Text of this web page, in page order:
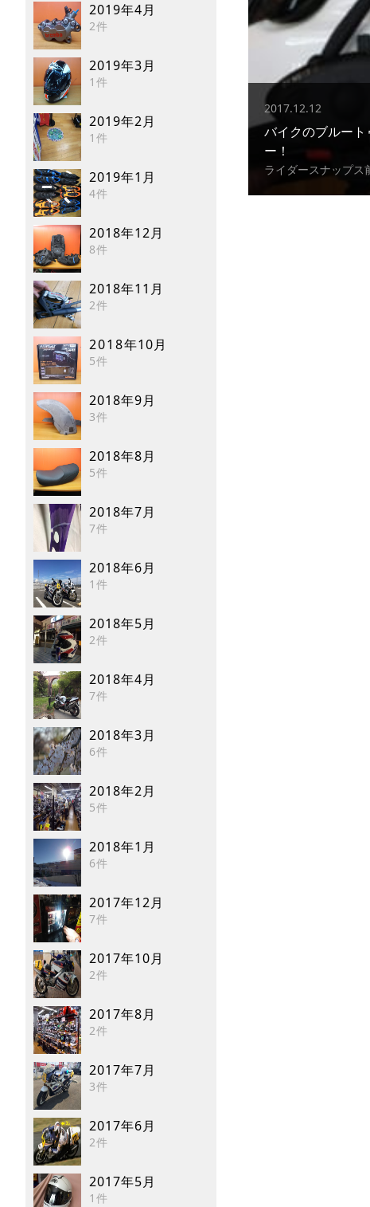
2019年4月
2件
2019年3月
1件
2019年2月
1件
2019年1月
4件
2018年12月
8件
2018年11月
2件
2018年10月
5件
2018年9月
3件
2018年8月
5件
2018年7月
7件
2018年6月
1件
2018年5月
2件
2018年4月
7件
2018年3月
6件
2018年2月
5件
2018年1月
6件
2017年12月
7件
2017年10月
2件
2017年8月
2件
2017年7月
3件
2017年6月
2件
2017年5月
1件
2017.12.12
バイクのブルー
ー！
ライダースナップス